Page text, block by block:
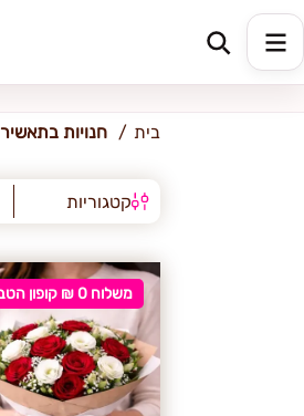
תאשיר
בית חנויות בתאשיר
קטגוריות
משלוח 0 ₪ קופון הטבה